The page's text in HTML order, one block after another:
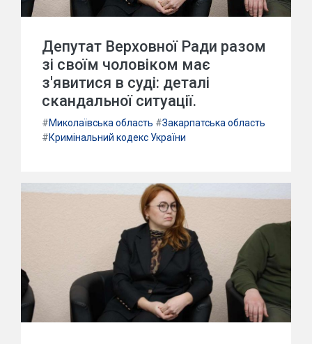
Депутат Верховної Ради разом
зі своїм чоловіком має
з'явитися в суді: деталі
скандальної ситуації.
#Миколаївська область #Закарпатська область
#Кримінальний кодекс України